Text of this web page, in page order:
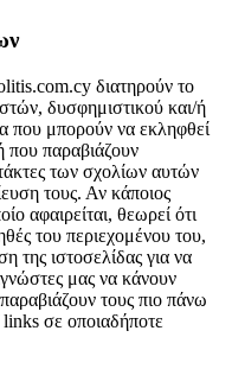
διατηρούν το
δυσφημιστικού και/ή
που μπορούν να εκληφθεί
που παραβιάζουν
των σχολίων αυτών
τους. Αν κάποιος
αφαιρείται, θεωρεί ότι
του περιεχομένου του,
της ιστοσελίδας για να
μας να κάνουν
τους πιο πάνω
σε οποιαδήποτε